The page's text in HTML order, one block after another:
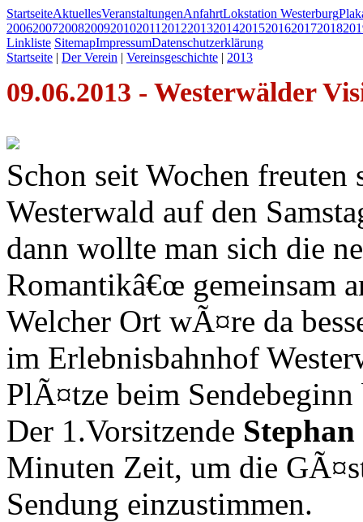
StartseiteAktuellesVeranstaltungenAnfahrtLokstation Westerburg
200620072008200920102011 2012201320142015201620172018
Linkliste SitemapImpressumDatenschutzerklärung
Startseite | Der Verein | Vereinsgeschichte | 2013
09.06.2013 - Westerwälder
Schon seit Wochen
Westerwald auf den
dann wollte man sich die
Romantikâ€œ gemeinsam
Welcher Ort wÃ¤re da
im Erlebnisbahnhof
PlÃ¤tze beim Sendebeginn
Der 1.Vorsitzende
Minuten Zeit, um die
Sendung einzustimmen.